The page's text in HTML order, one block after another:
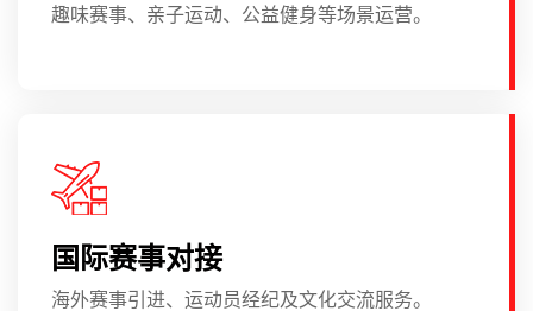
趣味赛事、亲子运动、公益健身等场景运营。
国际赛事对接
海外赛事引进、运动员经纪及文化交流服务。